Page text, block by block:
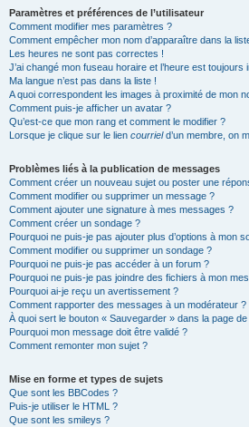
Paramètres et préférences de l’utilisateur
Comment modifier mes paramètres ?
Comment empêcher mon nom d’apparaître dans la
Les heures ne sont pas correctes !
J’ai changé mon fuseau horaire et l’heure est toujours
Ma langue n’est pas dans la liste !
A quoi correspondent les images à proximité de mon
Comment puis-je afficher un avatar ?
Qu’est-ce que mon rang et comment le modifier ?
Lorsque je clique sur le lien courrield’un membre, on
Problèmes liés à la publication de messages
Comment créer un nouveau sujet ou poster une
Comment modifier ou supprimer un message ?
Comment ajouter une signature à mes messages ?
Comment créer un sondage ?
Pourquoi ne puis-je pas ajouter plus d’options à mon
Comment modifier ou supprimer un sondage ?
Pourquoi ne puis-je pas accéder à un forum ?
Pourquoi ne puis-je pas joindre des fichiers à mon
Pourquoi ai-je reçu un avertissement ?
Comment rapporter des messages à un modérateur ?
À quoi sert le bouton « Sauvegarder » dans la page
Pourquoi mon message doit être validé ?
Comment remonter mon sujet ?
Mise en forme et types de sujets
Que sont les BBCodes ?
Puis-je utiliser le HTML ?
Que sont les smileys ?